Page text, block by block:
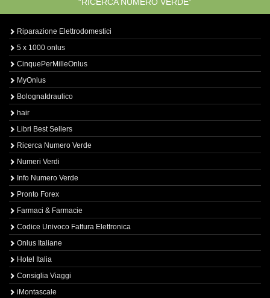
Riparazione Elettrodomestici
5 x 1000 onlus
CinquePerMilleOnlus
MyOnlus
BolognaIdraulico
hair
Libri Best Sellers
Ricerca Numero Verde
Numeri Verdi
Info Numero Verde
Pronto Forex
Farmaci & Farmacie
Codice Univoco Fattura Elettronica
Onlus Italiane
Hotel Italia
Consiglia Viaggi
iMontascale